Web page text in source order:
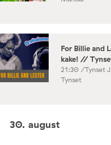
For Billie and
kake! //
21:30 /Tynset
Tynset
30. august